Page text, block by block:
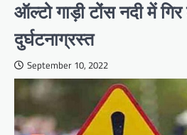
ऑल्टो गाड़ी टोंस नदी में
दुर्घटनाग्रस्त
September 10, 2022